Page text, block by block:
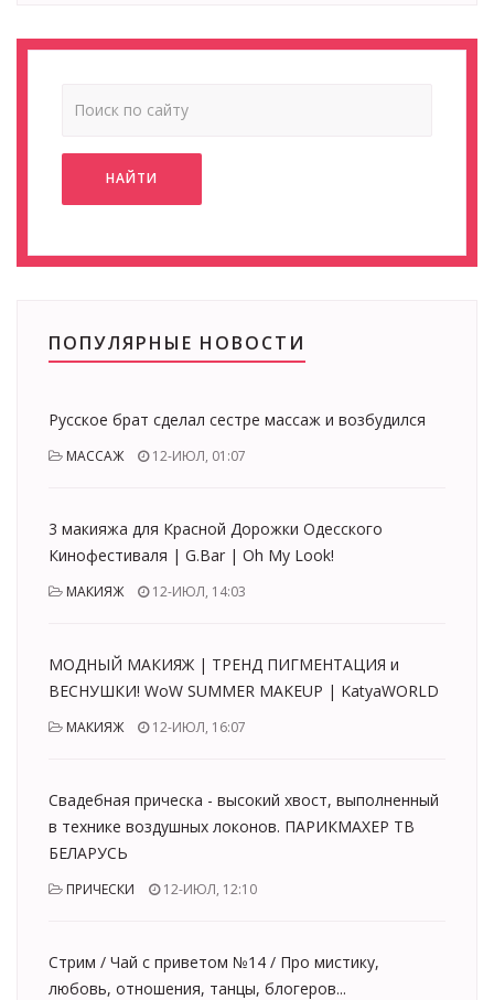
НАЙТИ
ПОПУЛЯРНЫЕ НОВОСТИ
Русское брат сделал сестре массаж и возбудился
МАССАЖ 12-ИЮЛ, 01:07
3 макияжа для Красной Дорожки Одесского
Кинофестиваля | G.Bar | Oh My Look!
МАКИЯЖ 12-ИЮЛ, 14:03
МОДНЫЙ МАКИЯЖ | ТРЕНД ПИГМЕНТАЦИЯ и
ВЕСНУШКИ! WoW SUMMER MAKEUP | KatyaWORLD
МАКИЯЖ 12-ИЮЛ, 16:07
Свадебная прическа - высокий хвост, выполненный
в технике воздушных локонов. ПАРИКМАХЕР ТВ
БЕЛАРУСЬ
ПРИЧЕСКИ 12-ИЮЛ, 12:10
Стрим / Чай с приветом №14 / Про мистику,
любовь, отношения, танцы, блогеров...